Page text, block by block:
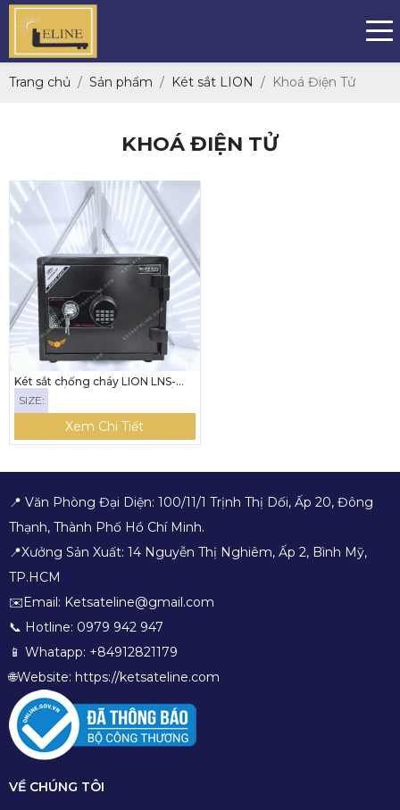
Trang chủ Sản phẩm Két sắt LION Khoá Điện Tử
KHOÁ ĐIỆN TỬ
Két sắt chống cháy LION LNS-
SIZE:
Xem Chi Tiết
📍 Văn Phòng Đại Diện: 100/11/1 Trịnh Thị Dối, Ấp 20, Đông
Thạnh, Thành Phố Hồ Chí Minh.
📍Xưởng Sản Xuất: 14 Nguyễn Thị Nghiêm, Ấp 2, Bình Mỹ,
TP.HCM
✉️Email: Ketsateline@gmail.com
📞 Hotline: 0979 942 947
📱 Whatapp: +84912821179
🌐Website: https://ketsateline.com
VỀ CHÚNG TÔI